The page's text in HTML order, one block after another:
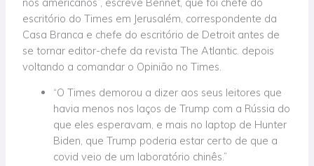
escritório do Times em Jerusalém, correspondente da
Casa Branca e chefe do escritório de Detroit antes de
se tornar editor-chefe da revista The Atlantic. depois
voltando a comandar o Opinião no Times.
“O Times demorou a dizer aos seus leitores que
havia menos nos laços de Trump com a Rússia do
que eles esperavam, e mais no laptop de Hunter
Biden, que Trump poderia estar certo de que a
covid veio de um laboratório chinês.”